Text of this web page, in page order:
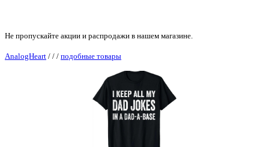
Не пропускайте акции и распродажи в нашем магазине.
AnalogHeart / / / подобные товары